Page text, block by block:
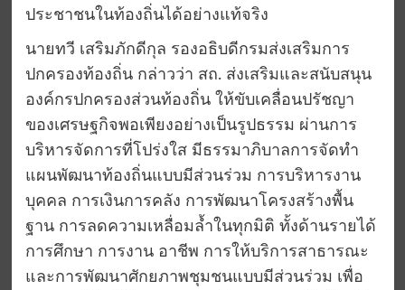
ประชาชนในท้องถิ่นได้อย่างแท้จริง
นายทวี เสริมภักดีกุล รองอธิบดีกรมส่งเสริมการ
ปกครองท้องถิ่น กล่าวว่า สถ. ส่งเสริมและสนับสนุน
องค์กรปกครองส่วนท้องถิ่น ให้ขับเคลื่อนปรัชญา
ของเศรษฐกิจพอเพียงอย่างเป็นรูปธรรม ผ่านการ
บริหารจัดการที่โปร่งใส มีธรรมาภิบาลการจัดทำ
แผนพัฒนาท้องถิ่นแบบมีส่วนร่วม การบริหารงาน
บุคคล การเงินการคลัง การพัฒนาโครงสร้างพื้น
ฐาน การลดความเหลื่อมล้ำในทุกมิติ ทั้งด้านรายได้
การศึกษา การงาน อาชีพ การให้บริการสาธารณะ
และการพัฒนาศักยภาพชุมชนแบบมีส่วนร่วม เพื่อ